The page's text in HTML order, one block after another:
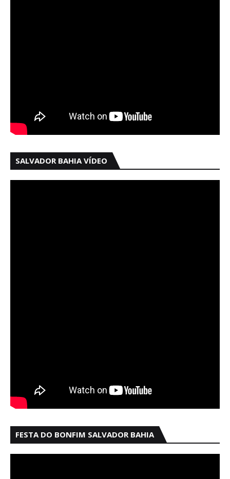
SALVADOR BAHIA VÍDEO
FESTA DO BONFIM SALVADOR BAHIA